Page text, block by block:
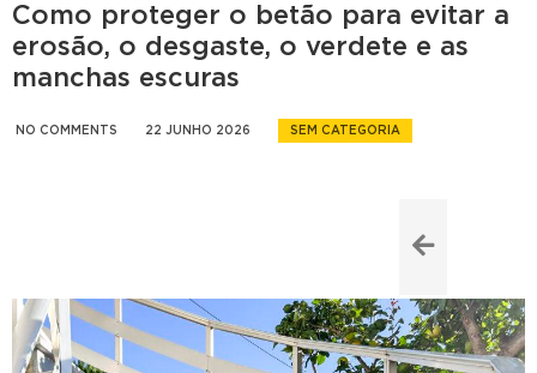
Como proteger o betão para evitar a
erosão, o desgaste, o verdete e as
manchas escuras
NO COMMENTS 22 JUNHO 2026 SEM CATEGORIA